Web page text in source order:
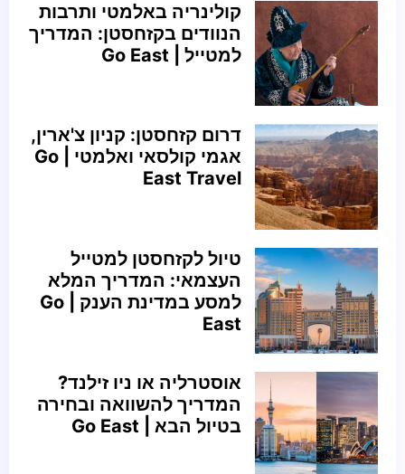
קולינריה באלמטי ותרבות
הנוודים בקזחסטן: המדריך
למטייל | Go East
דרום קזחסטן: קניון צ'ארין,
אגמי קולסאי ואלמטי | Go
East Travel
טיול לקזחסטן למטייל
העצמאי: המדריך המלא
למסע במדינת הענק | Go
East
אוסטרליה או ניו זילנד?
המדריך להשוואה ובחירה
בטיול הבא | Go East